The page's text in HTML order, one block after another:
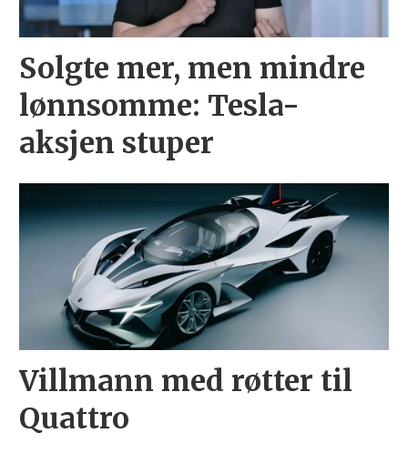
Solgte mer, men mindre
lønnsomme: Tesla-
aksjen stuper
Villmann med røtter til
Quattro